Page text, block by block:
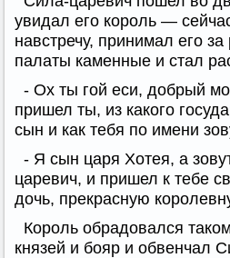
увидал его король —
навстречу, принимал его
палаты каменные и стал
- Ох ты гой еси, добрый
пришел ты, из какого
сын и как тебя по имени
- Я сын царя Хотея, а
царевич, и пришел к тебе
дочь, прекрасную
Король обрадовался
князей и бояр и обвенчал